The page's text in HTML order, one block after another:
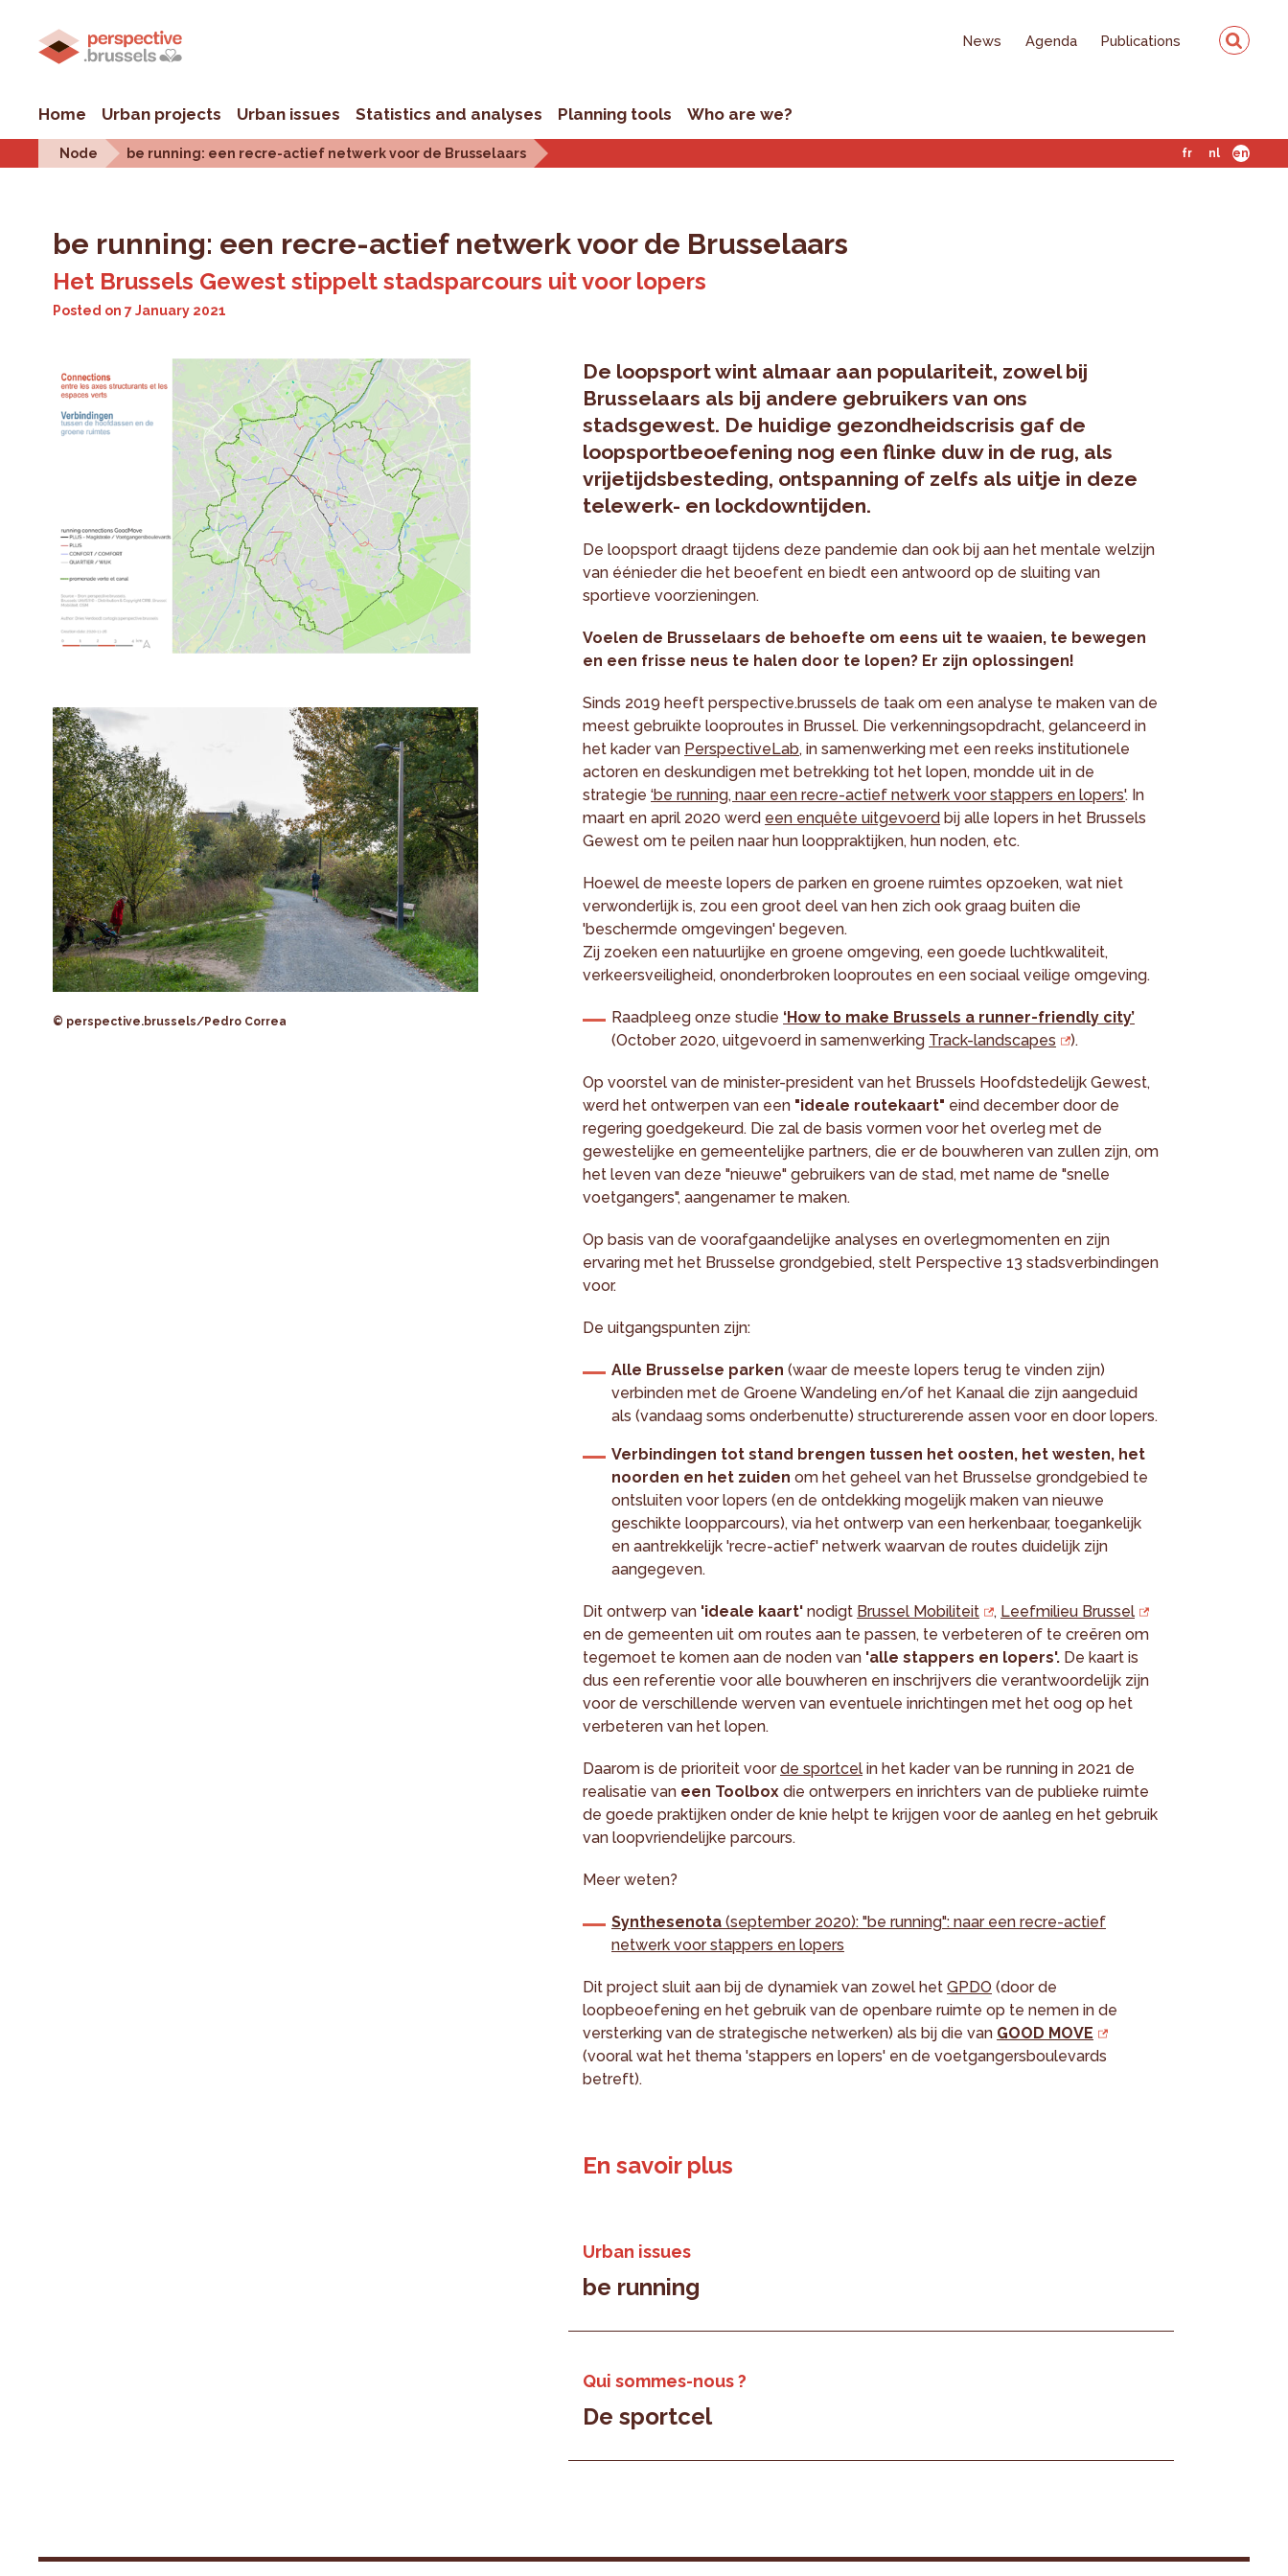
News Agenda Publications
Home Urban projects Urban issues Statistics and analyses Planning tools Who are we?
Node be running: een recre-actief netwerk voor de Brusselaars fr nl en
be running: een recre-actief netwerk voor de Brusselaars
Het Brussels Gewest stippelt stadsparcours uit voor lopers
Posted on7 January 2021
© perspective.brussels/Pedro Correa
De loopsport wint almaar aan populariteit, zowel bij
Brusselaars als bij andere gebruikers van ons
stadsgewest. De huidige gezondheidscrisis gaf de
loopsportbeoefening nog een flinke duw in de rug, als
vrijetijdsbesteding, ontspanning of zelfs als uitje in deze
telewerk- en lockdowntijden.
De loopsport draagt tijdens deze pandemie dan ook bij aan het mentale welzijn
van éénieder die het beoefent en biedt een antwoord op de sluiting van
sportieve voorzieningen.
Voelen de Brusselaars de behoefte om eens uit te waaien, te bewegen
en een frisse neus te halen door te lopen? Er zijn oplossingen!
Sinds 2019 heeft perspective.brussels de taak om een analyse te maken van de
meest gebruikte looproutes in Brussel. Die verkenningsopdracht, gelanceerd in
het kader van PerspectiveLab, in samenwerking met een reeks institutionele
actoren en deskundigen met betrekking tot het lopen, mondde uit in de
strategie‘be running, naar een recre-actief netwerk voor stappers en lopers'. In
maart en april 2020 werd een enquête uitgevoerd bij alle lopers in het Brussels
Gewest om te peilen naar hun looppraktijken, hun noden, etc.
Hoewel de meeste lopers de parken en groene ruimtes opzoeken, wat niet
verwonderlijk is, zou een groot deel van hen zich ook graag buiten die
'beschermde omgevingen' begeven.
Zij zoeken een natuurlijke en groene omgeving, een goede luchtkwaliteit,
verkeersveiligheid, ononderbroken looproutes en een sociaal veilige omgeving.
Raadpleeg onze studie ‘How to make Brussels a runner-friendly city’
(October 2020, uitgevoerd in samenwerking Track-landscapes ).
Op voorstel van de minister-president van het Brussels Hoofdstedelijk Gewest,
werd het ontwerpen van een "ideale routekaart" eind december door de
regering goedgekeurd. Die zal de basis vormen voor het overleg met de
gewestelijke en gemeentelijke partners, die er de bouwheren van zullen zijn, om
het leven van deze "nieuwe" gebruikers van de stad, met name de "snelle
voetgangers", aangenamer te maken.
Op basis van de voorafgaandelijke analyses en overlegmomenten en zijn
ervaring met het Brusselse grondgebied, stelt Perspective 13 stadsverbindingen
voor.
De uitgangspunten zijn:
Alle Brusselse parken (waar de meeste lopers terug te vinden zijn)
verbinden met de Groene Wandeling en/of het Kanaal die zijn aangeduid
als (vandaag soms onderbenutte) structurerende assen voor en door lopers.
Verbindingen tot stand brengen tussen het oosten, het westen, het
noorden en het zuiden om het geheel van het Brusselse grondgebied te
ontsluiten voor lopers (en de ontdekking mogelijk maken van nieuwe
geschikte loopparcours), via het ontwerp van een herkenbaar, toegankelijk
en aantrekkelijk 'recre-actief' netwerk waarvan de routes duidelijk zijn
aangegeven.
Dit ontwerp van 'ideale kaart' nodigt Brussel Mobiliteit , Leefmilieu Brussel
en de gemeenten uit om routes aan te passen, te verbeteren of te creëren om
tegemoet te komen aan de noden van 'alle stappers en lopers'. De kaart is
dus een referentie voor alle bouwheren en inschrijvers die verantwoordelijk zijn
voor de verschillende werven van eventuele inrichtingen met het oog op het
verbeteren van het lopen.
Daarom is de prioriteit voorde sportcel in het kader van be running in 2021 de
realisatie van een Toolbox die ontwerpers en inrichters van de publieke ruimte
de goede praktijken onder de knie helpt te krijgen voor de aanleg en het gebruik
van loopvriendelijke parcours.
Meer weten?
Synthesenota (september 2020): "be running": naar een recre-actief
netwerk voor stappers en lopers
Dit project sluit aan bij de dynamiek van zowel hetGPDO (door de
loopbeoefening en het gebruik van de openbare ruimte op te nemen in de
versterking van de strategische netwerken) als bij die van GOOD MOVE
(vooral wat het thema 'stappers en lopers' en de voetgangersboulevards
betreft).
En savoir plus
Urban issues
be running
Qui sommes-nous ?
De sportcel